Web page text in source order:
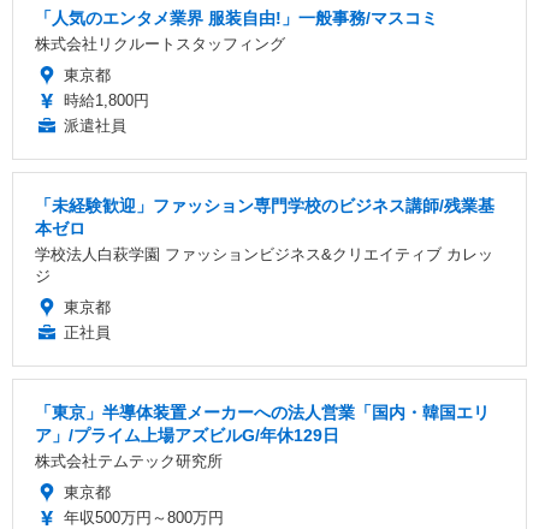
「人気のエンタメ業界 服装自由!」一般事務/マスコミ
株式会社リクルートスタッフィング
東京都
時給1,800円
派遣社員
「未経験歓迎」ファッション専門学校のビジネス講師/残業基
本ゼロ
学校法人白萩学園 ファッションビジネス&クリエイティブ カレッ
ジ
東京都
正社員
「東京」半導体装置メーカーへの法人営業「国内・韓国エリ
ア」/プライム上場アズビルG/年休129日
株式会社テムテック研究所
東京都
年収500万円～800万円